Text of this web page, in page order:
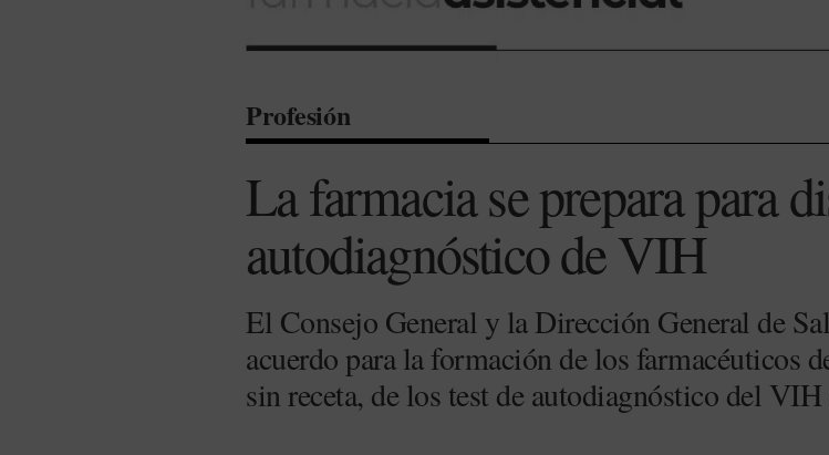
Profesión
La farmacia se prepara para
autodiagnóstico de VIH
El Consejo General y la Dirección General de
acuerdo para la formación de los farmacéuticos
sin receta, de los test de autodiagnóstico del